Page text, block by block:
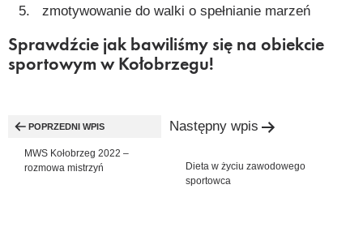
zmotywowanie do walki o spełnianie marzeń
Sprawdźcie jak bawiliśmy się na obiekcie
sportowym w Kołobrzegu!
Nawigacja
wpisu
POPRZEDNI WPIS
MWS Kołobrzeg 2022 –
rozmowa mistrzyń
Następny wpis
Dieta w życiu zawodowego
sportowca